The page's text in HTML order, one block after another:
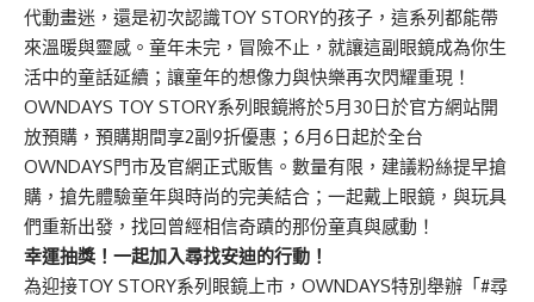
代動畫迷，還是初次認識TOY STORY的孩子，這系列都能帶
來溫暖與靈感。童年未完，冒險不止，就讓這副眼鏡成為你生
活中的童話延續；讓童年的想像力與快樂再次閃耀重現！
OWNDAYS TOY STORY系列眼鏡將於5月30日於官方網站開
放預購，預購期間享2副9折優惠；6月6日起於全台
OWNDAYS門市及官網正式販售。數量有限，建議粉絲提早搶
購，搶先體驗童年與時尚的完美結合；一起戴上眼鏡，與玩具
們重新出發，找回曾經相信奇蹟的那份童真與感動！
幸運抽獎！一起加入尋找安迪的行動！
為迎接TOY STORY系列眼鏡上市，OWNDAYS特別舉辦「#尋